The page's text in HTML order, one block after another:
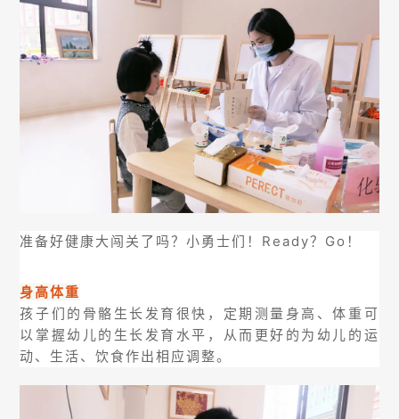
准备好健康大闯关了吗？小勇士们！Ready？Go！
身高体重
孩子们的骨骼生长发育很快，定期测量身高、体重可
以掌握幼儿的生长发育水平，从而更好的为幼儿的运
动、生活、饮食作出相应调整。